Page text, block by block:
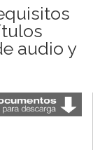
audio y